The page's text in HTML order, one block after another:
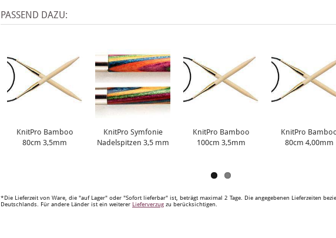
PASSEND DAZU:
KnitPro Bamboo
80cm 3,5mm
KnitPro Symfonie
Nadelspitzen 3,5 mm
KnitPro Bamboo
100cm 3,5mm
KnitPro
80cm 4,00mm
*Die Lieferzeit von Ware, die "auf Lager" oder "Sofort lieferbar" ist, beträgt maximal 2 Tage. Die angegebenen Lieferzeiten
Deutschlands. Für andere Länder ist ein weiterer Lieferverzug zu berücksichtigen.